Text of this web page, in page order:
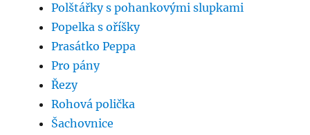
Polštářky s pohankovými slupkami
Popelka s oříšky
Prasátko Peppa
Pro pány
Řezy
Rohová polička
Šachovnice